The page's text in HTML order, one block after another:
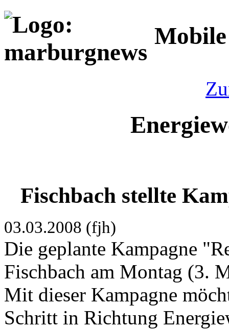
Fischbach stellte
03.03.2008 (fjh)
Die geplante Kampagne
Fischbach am Montag (3.
Mit dieser Kampagne
Schritt in Richtung